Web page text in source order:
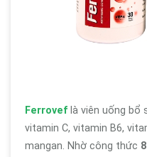
Ferrovef là viên uống bổ
vitamin C, vitamin B6,
mangan. Nhờ công thức